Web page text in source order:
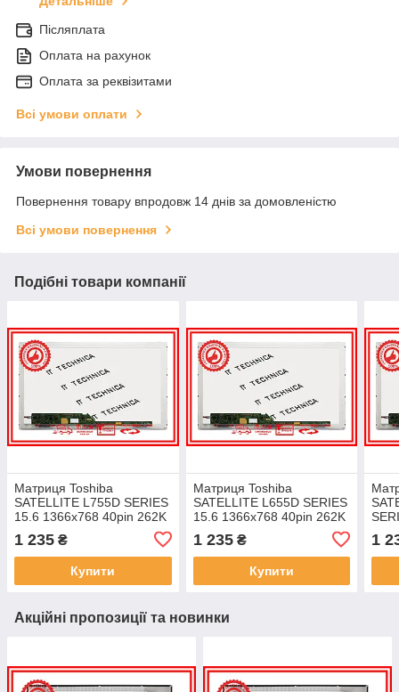
Післяплата
Оплата на рахунок
Оплата за реквізитами
Всі умови оплати
Умови повернення
Повернення товару впродовж 14 днів за домовленістю
Всі умови повернення
Подібні товари компанії
Матриця Toshiba
SATELLITE L755D SERIES
15.6 1366x768 40pin 262K
60% NTSC 220 cd/m² для
ноутбука
1 235 ₴
Купити
Матриця Toshiba
SATELLITE L655D SERIES
15.6 1366x768 40pin 262K
60% NTSC 220 cd/m² для
ноутбука
1 235₴
Купити
cd/
1
Акційні пропозиції та новинки